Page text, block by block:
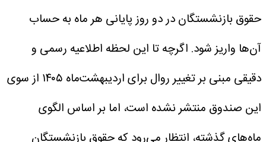
حقوق بازنشستگان در دو روز پایانی هر ماه به حساب
آن‌ها واریز شود. اگرچه تا این لحظه اطلاعیه رسمی و
دقیقی مبنی بر تغییر روال برای اردیبهشت‌ماه ۱۴۰۵ از سوی
این صندوق منتشر نشده است، اما بر اساس الگوی